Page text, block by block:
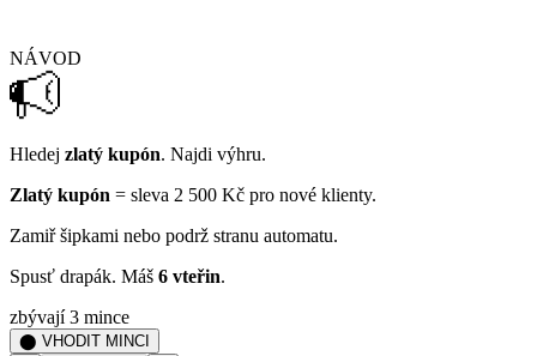
NÁVOD
Hledej zlatý kupón. Najdi výhru.
Zlatý kupón = sleva 2 500 Kč pro nové klienty.
Zamiř šipkami nebo podrž stranu automatu.
Spusť drapák. Máš 6 vteřin.
zbývají 3 mince
⬤ VHODIT MINCI